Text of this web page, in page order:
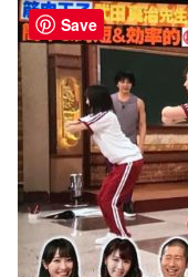
Save